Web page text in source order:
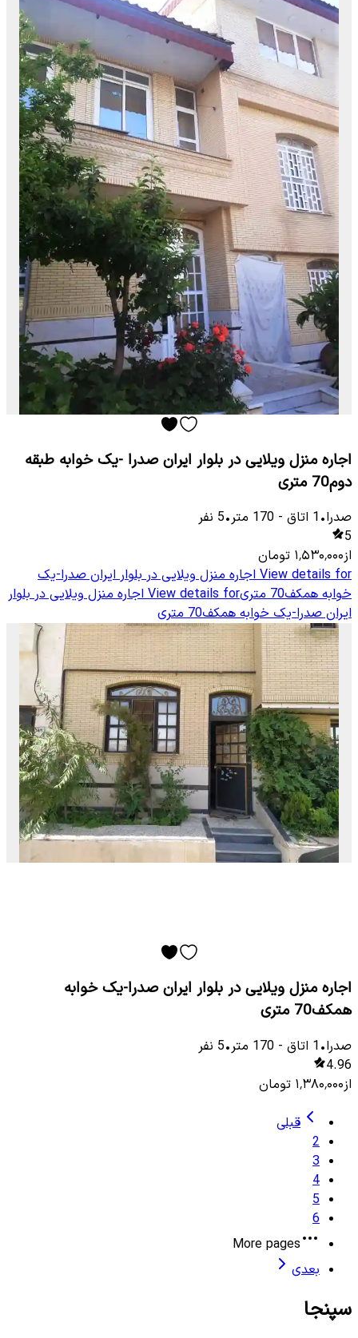
اجاره منزل ویلایی در بلوار ایران صدرا -یک خوابه طبقه
دوم70 متری
صدرا•
1 اتاق -
170 متر•
5 نفر
5
از۱٬۵۳۰٬۰۰۰ تومان
View details for اجاره منزل ویلایی در بلوار ایران صدرا-یک
خوابه همکف70 متری
View details for اجاره منزل ویلایی در بلوار
ایران صدرا-یک خوابه همکف70 متری
اجاره منزل ویلایی در بلوار ایران صدرا-یک خوابه
همکف70 متری
صدرا•
1 اتاق -
170 متر•
5 نفر
4.96
از۱٬۳۸۰٬۰۰۰ تومان
قبلی
2
3
4
5
6
More pages
بعدی
سپنجا